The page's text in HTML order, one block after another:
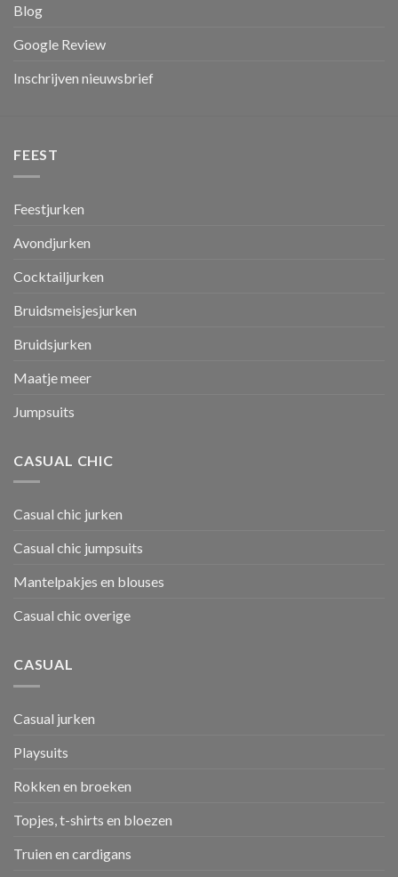
Blog
Google Review
Inschrijven nieuwsbrief
FEEST
Feestjurken
Avondjurken
Cocktailjurken
Bruidsmeisjesjurken
Bruidsjurken
Maatje meer
Jumpsuits
CASUAL CHIC
Casual chic jurken
Casual chic jumpsuits
Mantelpakjes en blouses
Casual chic overige
CASUAL
Casual jurken
Playsuits
Rokken en broeken
Topjes, t-shirts en bloezen
Truien en cardigans